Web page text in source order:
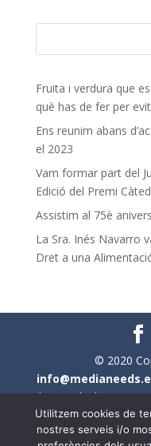
Fruita i verdura que
què has de fer per
Ens reunim abans
el 2023
Vam formar part del
Edició del Premi
Assistim al 75è
La Sra. Inés Navarro
Dret a una
© 2020
| Tots els drets
Utilitzem cookies de
nostres serveis i/o